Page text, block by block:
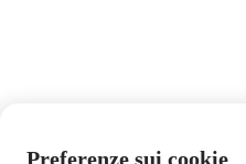
Preferenze sui cookie